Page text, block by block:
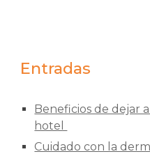
Entradas
Beneficios de dejar
hotel
Cuidado con la